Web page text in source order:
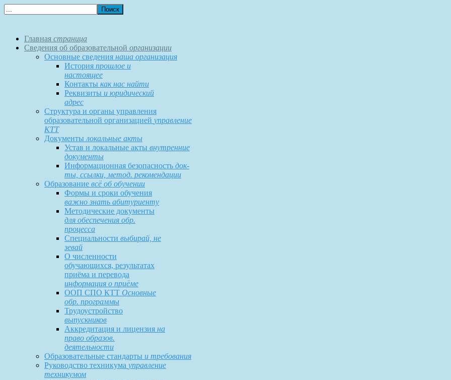
Главная страница
Сведения об образовательной организации
Основные сведения наша организация
История прошлое и
настоящее
Контакты как нас найти
Реквизиты и юридический
адрес
Структура и органы управления
образовательной организацией управление
КТТ
Документы локальные акты
Устав и локальные акты внутренние
документы
Информационная безопасность док-
ты, ссылки, метод. рекомендации
Образование всё об обучении
Формы и сроки обучения
важно знать абитуриенту
Методические документы
для обеспечения обр.
процесса
Специальности выбирай, не
зевай
О численности
обучающихся, результатах
приёма и перевода
информация о приёме
ООП СПО КТТ Основные
обр. программы
Трудоустройство
выпускников
Аккредитация и лицензия на
право образов.
деятельности
Образовательные стандарты и требования
Руководство техникума управление
техникумом